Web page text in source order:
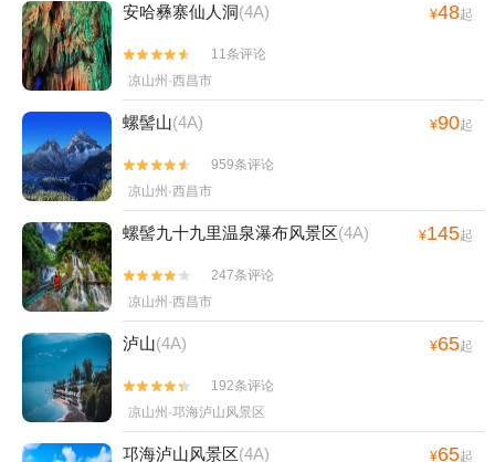
安哈彝寨仙人洞(4A) ¥48起


11条评论
凉山州·西昌市
螺髻山(4A) ¥90起


959条评论
凉山州·西昌市
螺髻九十九里温泉瀑布风景区(4A) ¥145起


247条评论
凉山州·西昌市
泸山(4A) ¥65起


192条评论
凉山州·邛海泸山风景区
邛海泸山风景区(4A) ¥65起